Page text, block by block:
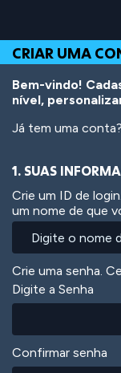
Top
of
Page
Navigation
Main
Content
Footer
o
conteúdo
principal
CRIAR UMA
Bem-vindo!
nível,
Já tem uma conta?
1. SUAS
Crie um ID de
um nome de que
Crie uma senha.
Digite a Senha
Confirmar senha